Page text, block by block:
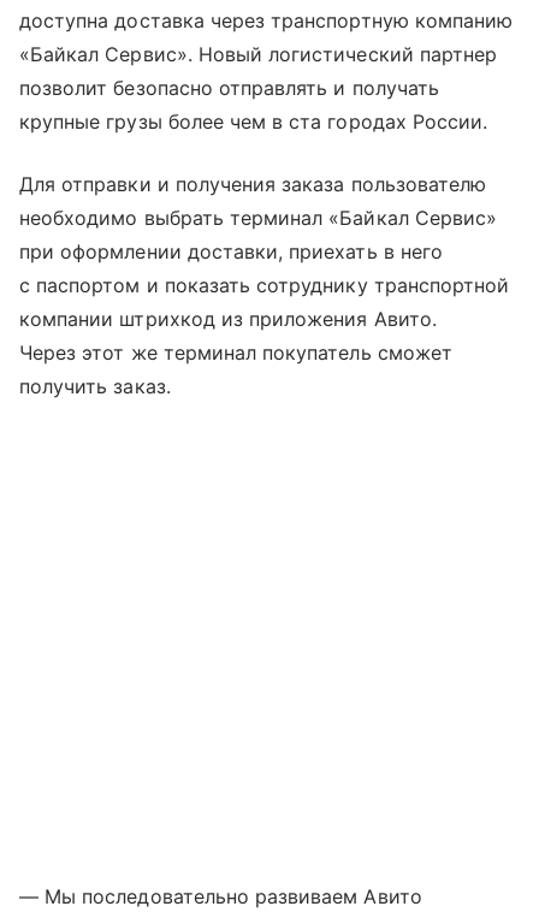
доступна доставка через транспортную компанию
«Байкал Сервис». Новый логистический партнер
позволит безопасно отправлять и получать
крупные грузы более чем в ста городах России.
Для отправки и получения заказа пользователю
необходимо выбрать терминал «Байкал Сервис»
при оформлении доставки, приехать в него
с паспортом и показать сотруднику транспортной
компании штрихкод из приложения Авито.
Через этот же терминал покупатель сможет
получить заказ.
— Мы последовательно развиваем Авито